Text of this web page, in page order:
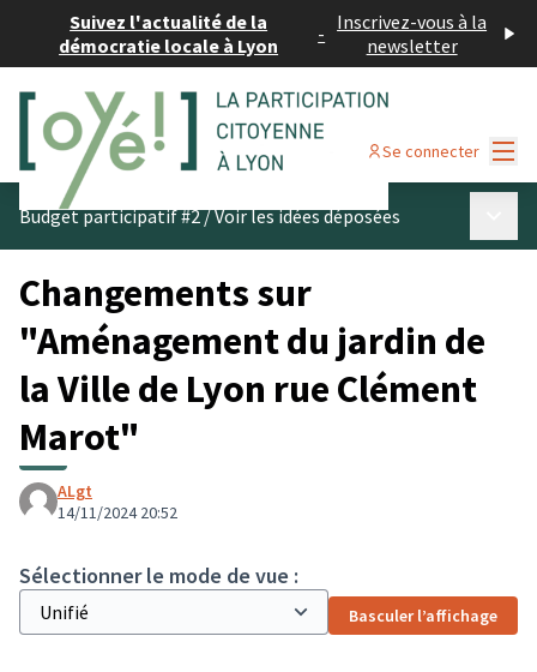
Suivez l'actualité de la
démocratie locale à Lyon
- Inscrivez-vous à la
newsletter
Se connecter
Budget participatif #2/Voir les idées déposées
Changements sur
"Aménagement du jardin de
la Ville de Lyon rue Clément
Marot"
ALgt
14/11/2024 20:52
Sélectionner le mode de vue :
Basculer l’affichage